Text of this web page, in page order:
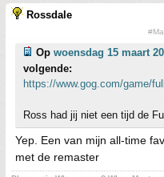
Rossdale
Op woensdag 15 maart
volgende:
https://www.gog.com/game/
Ross had jij niet een tijd de
Yep. Een van mijn all-time
met de remaster